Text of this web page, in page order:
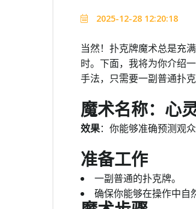
2025-12-28 12:20:18
当然！扑克牌魔术总是充
时。下面，我将为你介绍
手法，只需要一副普通扑
魔术名称：心
效果：你能够准确预测观
准备工作
一副普通的扑克牌。
确保你能够在操作中自